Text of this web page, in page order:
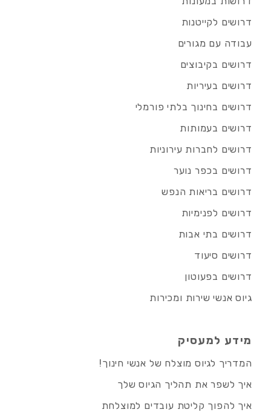
דרושים לקייטנות
עבודה עם מגורים
דרושים בקיבוצים
דרושים בעיריות
דרושים בחינוך בלתי פורמלי
דרושים בעמותות
דרושים לחברות עירוניות
דרושים בכפר נוער
דרושים בריאות הנפש
דרושים לפנימיות
דרושים בתי אבות
דרושים סיעוד
דרושים בפעוטון
גיוס אנשי שירות ומכירות
מידע למעסיק
המדריך לגיוס מוצלח של אנשי חינוך!
איך לשפר את תהליך הגיוס שלך
איך להפוך קליטת עובדים למוצלחת